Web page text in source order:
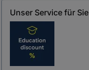
Unser Service für Sie